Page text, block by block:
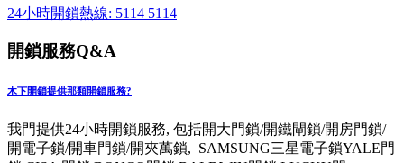
24小時開鎖熱線: 5114 5114
開鎖服務Q&A
木下開鎖提供那類開鎖服務?
我門提供24小時開鎖服務, 包括開大門鎖/開鐵閘鎖/開房門鎖/
開電子鎖/開車門鎖/開夾萬鎖, SAMSUNG三星電子鎖YALE門